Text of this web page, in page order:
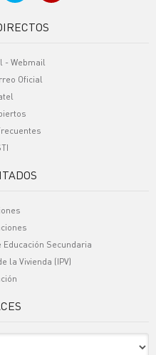
- Webmail
Oficial
Secundaria
la Vivienda (IPV)